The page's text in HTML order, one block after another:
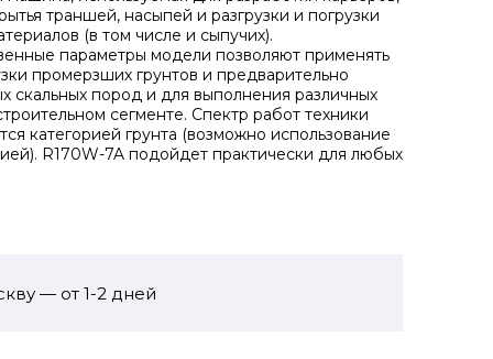
траншей, насыпей и разгрузки и погрузки
(в том числе и сыпучих).
параметры модели позволяют применять
промерзших грунтов и предварительно
скальных пород и для выполнения различных
сегменте. Спектр работ техники
категорией грунта (возможно использование
R170W-7A подойдет практически для любых
— от 1-2 дней